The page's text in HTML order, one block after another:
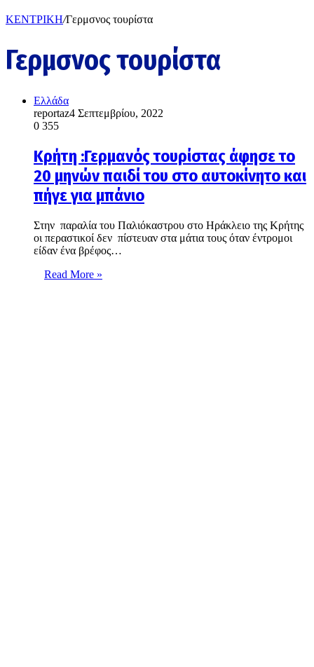
ΚΕΝΤΡΙΚΗ/Γερμσνος τουρίστα
Γερμσνος τουρίστα
Ελλάδα
reportaz4 Σεπτεμβρίου, 2022
0 355
Κρήτη :Γερμανός τουρίστας άφησε το
20 μηνών παιδί του στο αυτοκίνητο και
πήγε για μπάνιο
Στην παραλία του Παλιόκαστρου στο Ηράκλειο της Κρήτης
οι περαστικοί δεν πίστευαν στα μάτια τους όταν έντρομοι
είδαν ένα βρέφος…
Read More »